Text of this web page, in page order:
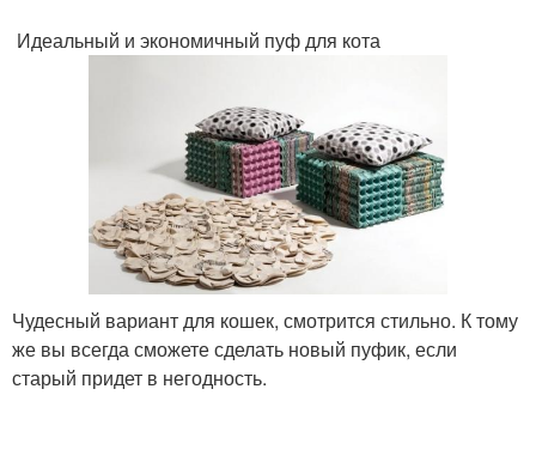
Идеальный и экономичный пуф для кота
Чудесный вариант для кошек, смотрится стильно. К тому
же вы всегда сможете сделать новый пуфик, если
старый придет в негодность.